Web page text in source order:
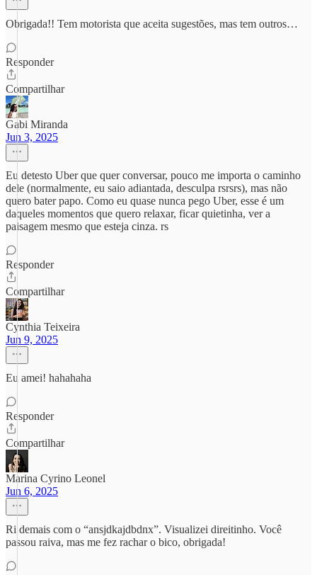
Obrigada!! Tem motorista que aceita sugestões, mas tem outros…
Responder
Compartilhar
Gabi Miranda
Jun 3, 2025
Eu detesto Uber que quer conversar, pouco me importa o caminho
dele (normalmente, eu saio adiantada, desculpa rsrsrs), mas não
quero bater papo. Como eu quase nunca pego Uber, esse é um
daqueles momentos que quero relaxar, ficar quietinha, ver a
paisagem mesmo que esteja cinza. rs
Responder
Compartilhar
Cynthia Teixeira
Jun 9, 2025
Eu amei! hahahaha
Responder
Compartilhar
Marina Cyrino Leonel
Jun 6, 2025
Ri demais com o “ansjdkajdbdnx”. Visualizei direitinho. Você
passou raiva, mas me fez rachar o bico, obrigada!